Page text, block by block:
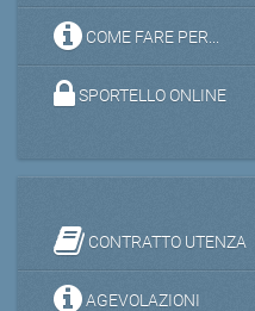
COME FARE PER...
SPORTELLO ONLINE
CONTRATTO UTENZA
AGEVOLAZIONI